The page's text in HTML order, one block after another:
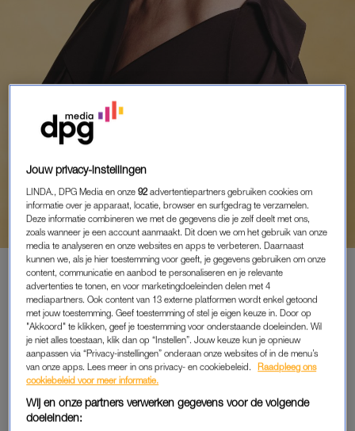
PORTRETTEN
NATASJA (56) RAAKTE OP
VAKANTIE BESMET MET
DENGUE: 'EEN TWEEDE
MUGGENBEET KON
LEVENSGEVAARLIJK ZIJN'
PREMIUM
LEES VERDER MET
PREMIUM
Jouw privacy-instellingen
LINDA., DPG Media en onze92 advertentiepartners gebruiken cookies om
informatie over je apparaat, locatie, browser en surfgedrag te verzamelen.
Deze informatie combineren we met de gegevens die je zelf deelt met ons,
zoals wanneer je een account aanmaakt. Dit doen we om het gebruik van onze
media te analyseren en onze websites en apps te verbeteren. Daarnaast
kunnen we, als je hier toestemming voor geeft, je gegevens gebruiken om onze
content, communicatie en aanbod te personaliseren en je relevante
advertenties te tonen, en voor marketingdoeleinden delen met 4
mediapartners. Ook content van 13 externe platformen wordt enkel getoond
met jouw toestemming. Geef toestemming of stel je eigen keuze in. Door op
"Akkoord" te klikken, geef je toestemming voor onderstaande doeleinden. Wil
je niet alles toestaan, klik dan op “Instellen”. Jouw keuze kun je opnieuw
aanpassen via “Privacy-instellingen” onderaan onze websites of in de menu’s
van onze apps. Lees meer in ons privacy- en cookiebeleid.
Raadpleeg ons
cookiebeleid voor meer informatie.
Wij en onze partners verwerken gegevens voor de volgende
doeleinden: